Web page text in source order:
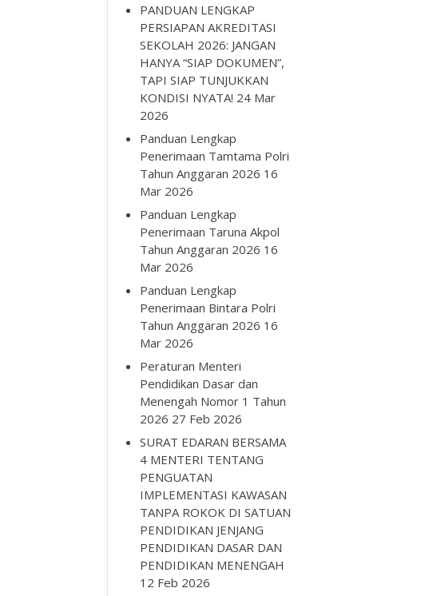
PANDUAN LENGKAP
PERSIAPAN AKREDITASI
SEKOLAH 2026: JANGAN
HANYA “SIAP DOKUMEN”,
TAPI SIAP TUNJUKKAN
KONDISI NYATA! 24 Mar
2026
Panduan Lengkap
Penerimaan Tamtama Polri
Tahun Anggaran 2026 16
Mar 2026
Panduan Lengkap
Penerimaan Taruna Akpol
Tahun Anggaran 2026 16
Mar 2026
Panduan Lengkap
Penerimaan Bintara Polri
Tahun Anggaran 2026 16
Mar 2026
Peraturan Menteri
Pendidikan Dasar dan
Menengah Nomor 1 Tahun
2026 27 Feb 2026
SURAT EDARAN BERSAMA
4 MENTERI TENTANG
PENGUATAN
IMPLEMENTASI KAWASAN
TANPA ROKOK DI SATUAN
PENDIDIKAN JENJANG
PENDIDIKAN DASAR DAN
PENDIDIKAN MENENGAH
12 Feb 2026